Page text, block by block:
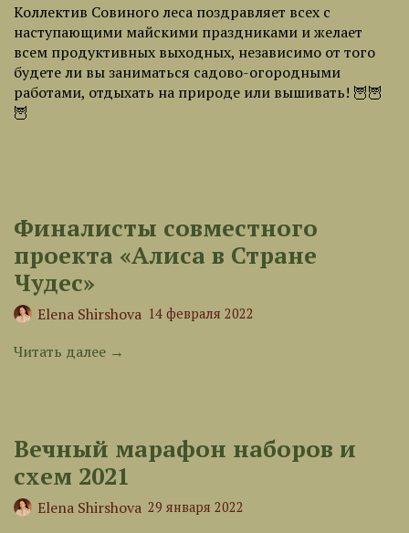
Коллектив Совиного леса поздравляет всех с
наступающими майскими праздниками и желает
всем продуктивных выходных, независимо от того
будете ли вы заниматься садово-огородными
работами, отдыхать на природе или вышивать! 🦉🦉
🦉
Финалисты совместного
проекта «Алиса в Стране
Чудес»
Elena Shirshova 14 февраля 2022
Читать далее →
Вечный марафон наборов и
схем 2021
Elena Shirshova 29 января 2022